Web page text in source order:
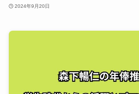
2024年9月20日